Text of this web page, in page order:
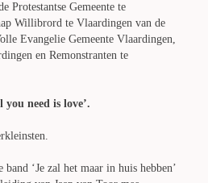
Protestantse Gemeente te
Willibrord te Vlaardingen van de
Evangelie Gemeente Vlaardingen,
en Remonstranten te
need is love’.
‘Je zal het maar in huis hebben’